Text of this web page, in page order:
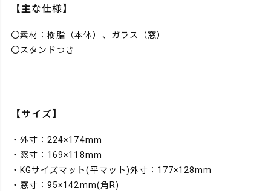
【主な仕様】
〇素材：樹脂（本体）、ガラス（窓）
〇スタンドつき
【サイズ】
・外寸：224×174mm
・窓寸：169×118mm
・KGサイズマット(平マット)外寸：177×128mm
・窓寸：95×142mm(角R)